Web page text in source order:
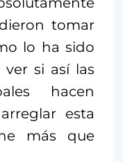
tomar
lo ha sido
si así las
hacen
esta
más que